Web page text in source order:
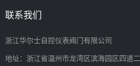
联系我们
浙江华尔士自控仪表阀门有限公司
地址：浙江省温州市龙湾区滨海园区四道